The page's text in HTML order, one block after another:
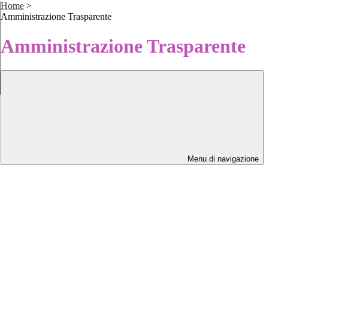
Home >
Amministrazione Trasparente
Amministrazione Trasparente
Menu di navigazione